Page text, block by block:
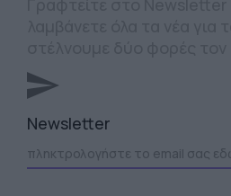
Newsletter